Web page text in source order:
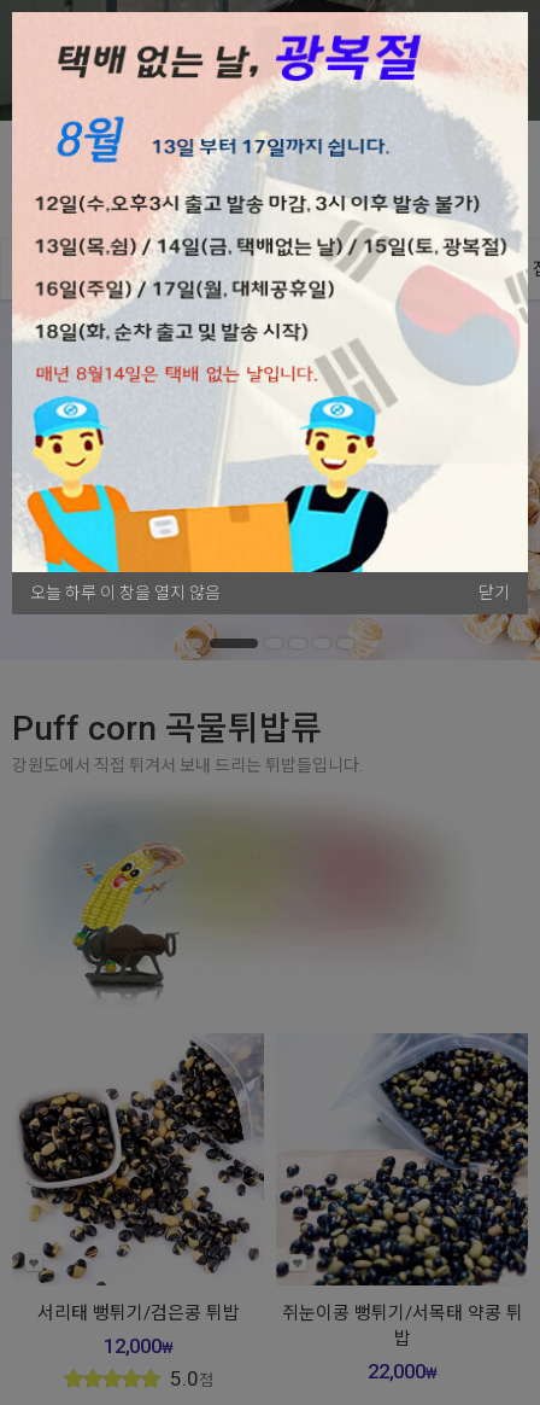
강냉이튀밥류 쌀튀밥류 농산물/기타
오늘 하루 이 창을 열지 않음 닫기
Puff corn 곡물튀밥류
강원도에서 직접 튀겨서 보내 드리는 튀밥들입니다.
서리태 뻥튀기/검은콩 튀밥
12,000₩
5.0점
쥐눈이콩 뻥튀기/서목태 약콩 튀
밥
22,000₩